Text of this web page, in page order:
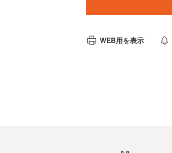
WEB用を表示